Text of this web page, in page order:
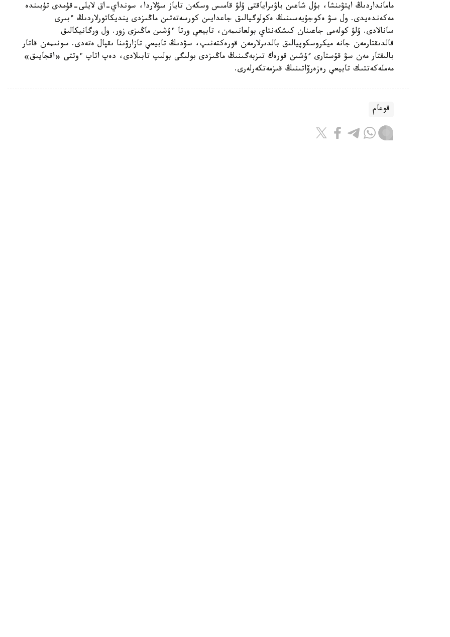
مامانداردىڭ ايتۋىنشا، بۇل شاعىن باۋىراياقتى ۇلۋ قامىس وسكەن تاياز سۋلاردا، سونداي-اق لايلى-قۇمدى تۇبىندە
مەكەندەيدى. ول سۋ ەكوجۇيەسىنىڭ ەكولوگيالىق جاعدايىن كورسەتەتىن ماڭىزدى ينديكاتورلاردىڭ ءبىرى
سانالادى. ۇلۋ كولەمى جاعىنان كىشكەنتاي بولعانىمەن، تابيعي ورتا ءۇشىن ماڭىزى زور. ول ورگانيكالىق
قالدىقتارمەن جانە ميكروسكوپيالىق بالدىرلارمەن قورەكتەنىپ، سۋدىڭ تابيعي تازارۋىنا ىقپال ەتەدى. سونىمەن قاتار
بالىقتار مەن سۋ قۇستارى ءۇشىن قورەك تىزبەگىنىڭ ماڭىزدى بولىگى بولىپ تابىلادى، دەپ اتاپ ءوتتى «اقجايىق»
مەملەكەتتىك تابيعي رەزەرۆاتىنىڭ قىزمەتكەرلەرى.
قوعام